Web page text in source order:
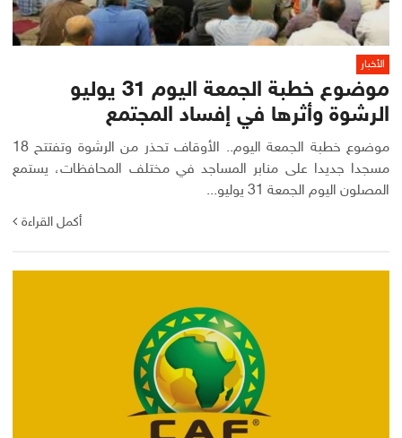
الأخبار
موضوع خطبة الجمعة اليوم 31 يوليو
الرشوة وأثرها في إفساد المجتمع
موضوع خطبة الجمعة اليوم.. الأوقاف تحذر من الرشوة وتفتتح 18
مسجدا جديدا على منابر المساجد في مختلف المحافظات، يستمع
المصلون اليوم الجمعة 31 يوليو...
أكمل القراءة